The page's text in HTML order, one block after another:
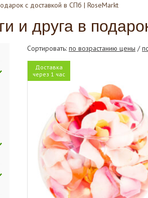
с доставкой в СПб | RoseMarkt
и друга в
Сортировать: по возрастанию цены /
Доставка
через 1 час